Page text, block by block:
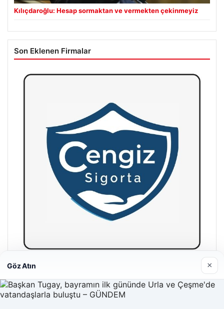
Kılıçdaroğlu: Hesap sormaktan ve vermekten çekinmeyiz
Son Eklenen Firmalar
Hastaş Beton
26/05/2026
Göz Atın ×